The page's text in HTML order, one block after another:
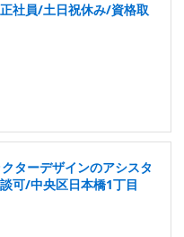
社員/土日祝休み/資格取
ターデザインのアシスタ
可/中央区日本橋1丁目